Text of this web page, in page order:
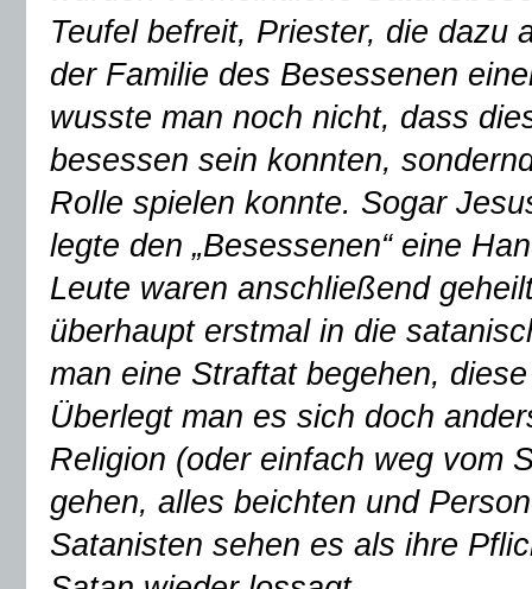
Teufel befreit, Priester, die dazu
der Familie des Besessenen
wusste man noch nicht, dass
besessen sein konnten,
Rolle spielen konnte. Sogar
legte den „Besessenen“ eine
Leute waren anschließend
überhaupt erstmal in die
man eine Straftat begehen,
Überlegt man es sich doch
Religion (oder einfach weg vom
gehen, alles beichten und
Satanisten sehen es als ihre